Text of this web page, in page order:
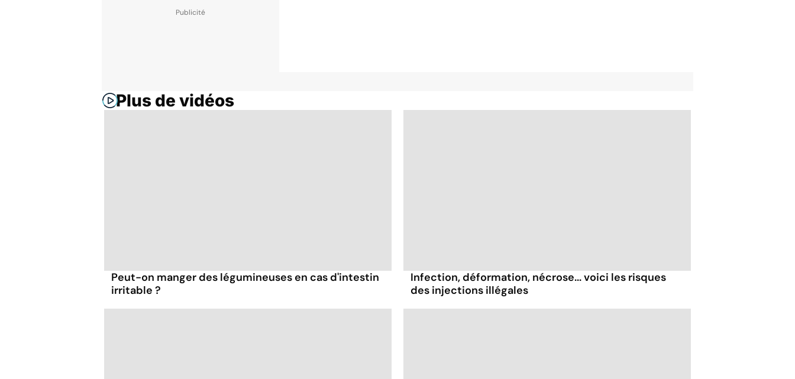
Plus de vidéos
Peut-on manger des légumineuses en cas d'intestin
irritable ?
Infection, déformation, nécrose... voici les risques
des injections illégales